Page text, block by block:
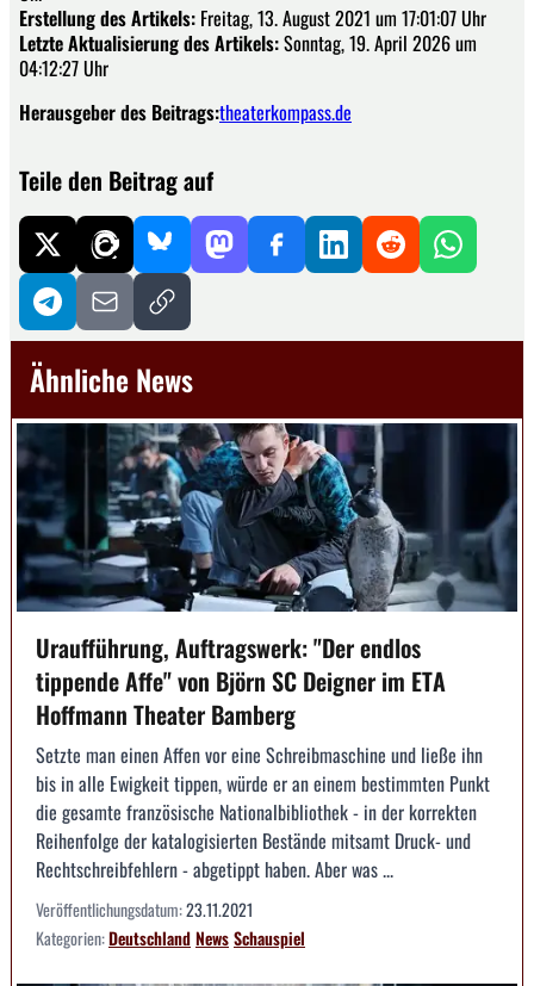
Erstellung des Artikels: Freitag, 13. August 2021 um 17:01:07 Uhr
Letzte Aktualisierung des Artikels:Sonntag, 19. April 2026 um
04:12:27 Uhr
Herausgeber des Beitrags:theaterkompass.de
Teile den Beitrag auf
Ähnliche News
Uraufführung, Auftragswerk: "Der endlos
tippende Affe" von Björn SC Deigner im ETA
Hoffmann Theater Bamberg
Setzte man einen Affen vor eine Schreibmaschine und ließe ihn
bis in alle Ewigkeit tippen, würde er an einem bestimmten Punkt
die gesamte französische Nationalbibliothek - in der korrekten
Reihenfolge der katalogisierten Bestände mitsamt Druck- und
Rechtschreibfehlern - abgetippt haben. Aber was ...
Veröffentlichungsdatum:23.11.2021
Kategorien:DeutschlandNewsSchauspiel